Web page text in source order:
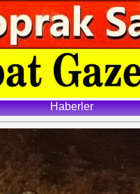
Haberler